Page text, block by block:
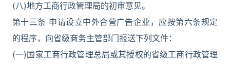
(八)地方工商行政管理局的初审意见。
第十三条 申请设立中外合营广告企业，应按第六条规定
的程序，向省级商务主管部门报送下列文件：
(一)国家工商行政管理总局或其授权的省级工商行政管理